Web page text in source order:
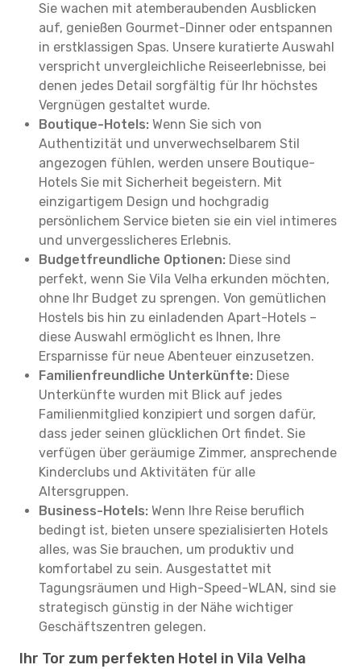
Sie wachen mit atemberaubenden Ausblicken
auf, genießen Gourmet-Dinner oder entspannen
in erstklassigen Spas. Unsere kuratierte Auswahl
verspricht unvergleichliche Reiseerlebnisse, bei
denen jedes Detail sorgfältig für Ihr höchstes
Vergnügen gestaltet wurde.
Boutique-Hotels: Wenn Sie sich von
Authentizität und unverwechselbarem Stil
angezogen fühlen, werden unsere Boutique-
Hotels Sie mit Sicherheit begeistern. Mit
einzigartigem Design und hochgradig
persönlichem Service bieten sie ein viel intimeres
und unvergesslicheres Erlebnis.
Budgetfreundliche Optionen: Diese sind
perfekt, wenn Sie Vila Velha erkunden möchten,
ohne Ihr Budget zu sprengen. Von gemütlichen
Hostels bis hin zu einladenden Apart-Hotels –
diese Auswahl ermöglicht es Ihnen, Ihre
Ersparnisse für neue Abenteuer einzusetzen.
Familienfreundliche Unterkünfte: Diese
Unterkünfte wurden mit Blick auf jedes
Familienmitglied konzipiert und sorgen dafür,
dass jeder seinen glücklichen Ort findet. Sie
verfügen über geräumige Zimmer, ansprechende
Kinderclubs und Aktivitäten für alle
Altersgruppen.
Business-Hotels: Wenn Ihre Reise beruflich
bedingt ist, bieten unsere spezialisierten Hotels
alles, was Sie brauchen, um produktiv und
komfortabel zu sein. Ausgestattet mit
Tagungsräumen und High-Speed-WLAN, sind sie
strategisch günstig in der Nähe wichtiger
Geschäftszentren gelegen.
Ihr Tor zum perfekten Hotel in Vila Velha